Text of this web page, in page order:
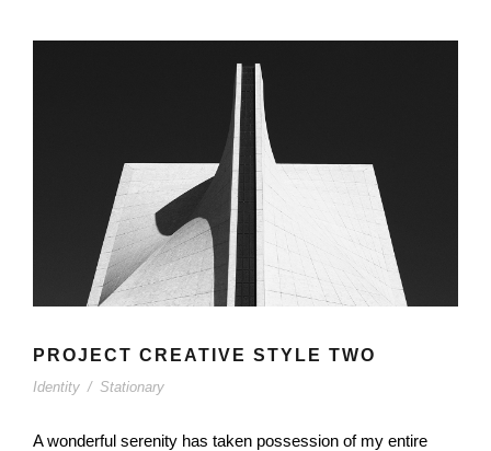
PROJECT CREATIVE STYLE TWO
Identity / Stationary
A wonderful serenity has taken possession of my entire